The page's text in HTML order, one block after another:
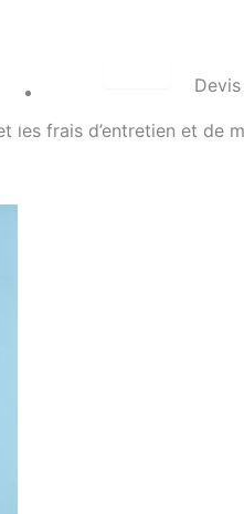
les frais d’entretien et de